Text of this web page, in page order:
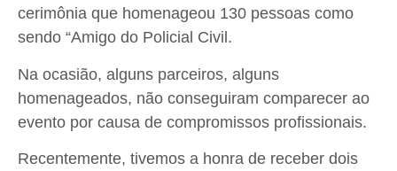
cerimônia que homenageou 130 pessoas como
sendo “Amigo do Policial Civil.
Na ocasião, alguns parceiros, alguns
homenageados, não conseguiram comparecer ao
evento por causa de compromissos profissionais.
Recentemente, tivemos a honra de receber dois